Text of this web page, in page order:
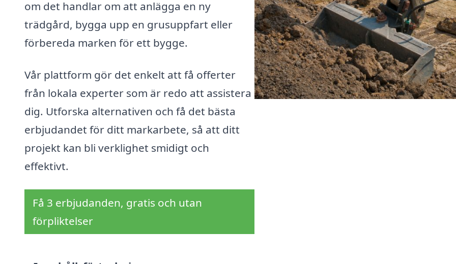
om det handlar om att anlägga en ny
trädgård, bygga upp en grusuppfart eller
förbereda marken för ett bygge.
Vår plattform gör det enkelt att få offerter
från lokala experter som är redo att assistera
dig. Utforska alternativen och få det bästa
erbjudandet för ditt markarbete, så att ditt
projekt kan bli verklighet smidigt och
effektivt.
Få 3 erbjudanden, gratis och utan
förpliktelser